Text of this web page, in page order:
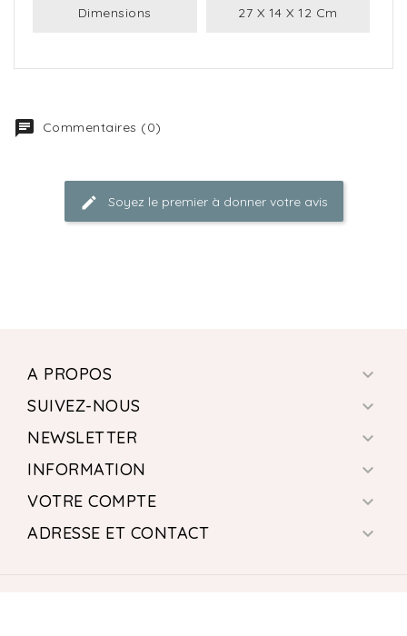
Dimensions 27 X 14 X 12 Cm
Commentaires (0)
Soyez le premier à donner votre avis
A PROPOS 
SUIVEZ-NOUS 
NEWSLETTER 
INFORMATION 
VOTRE COMPTE 
ADRESSE ET CONTACT 